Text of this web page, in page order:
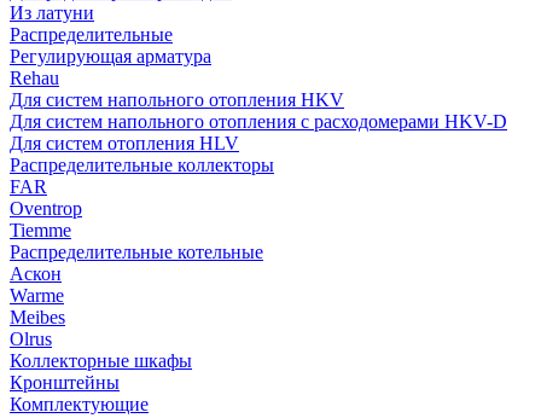
Из латуни
Распределительные
Регулирующая арматура
Rehau
Для систем напольного отопления HKV
Для систем напольного отопления с расходомерами HKV-D
Для систем отопления HLV
Распределительные коллекторы
FAR
Oventrop
Tiemme
Распределительные котельные
Аскон
Warme
Meibes
Olrus
Коллекторные шкафы
Кронштейны
Комплектующие